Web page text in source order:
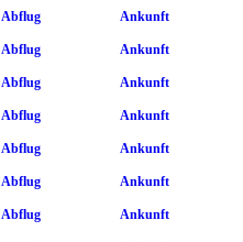
Abflug Ankunft
Abflug Ankunft
Abflug Ankunft
Abflug Ankunft
Abflug Ankunft
Abflug Ankunft
Abflug Ankunft